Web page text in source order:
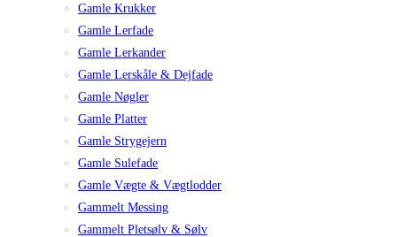
Gamle Krukker
Gamle Lerfade
Gamle Lerkander
Gamle Lerskåle & Dejfade
Gamle Nøgler
Gamle Platter
Gamle Strygejern
Gamle Sulefade
Gamle Vægte & Vægtlodder
Gammelt Messing
Gammelt Pletsølv & Sølv